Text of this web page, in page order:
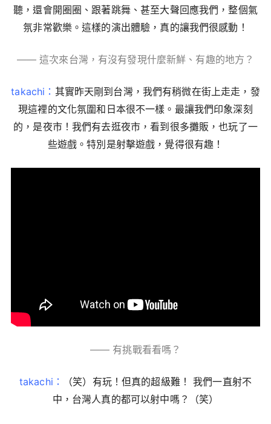
聽，還會開圈圈、跟著跳舞、甚至大聲回應我們，整個氣
氛非常歡樂。這樣的演出體驗，真的讓我們很感動！
—— 這次來台灣，有沒有發現什麼新鮮、有趣的地方？
takachi： 其實昨天剛到台灣，我們有稍微在街上走走，發
現這裡的文化氛圍和日本很不一樣。最讓我們印象深刻
的，是夜市！我們有去逛夜市，看到很多攤販，也玩了一
些遊戲。特別是射擊遊戲，覺得很有趣！
—— 有挑戰看看嗎？
takachi：
（笑）有玩！但真的超級難！ 我們一直射不
中，台灣人真的都可以射中嗎？（笑）